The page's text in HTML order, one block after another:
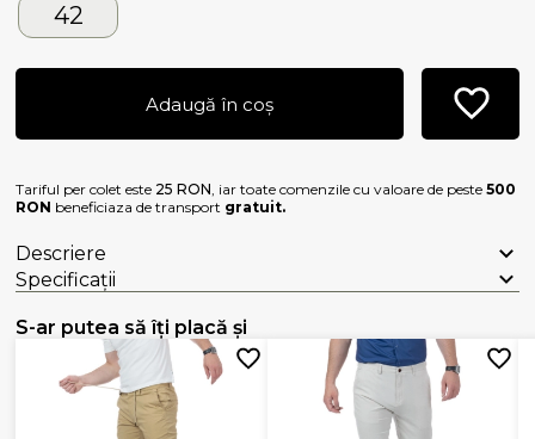
42
Adaugă în coș
Tariful per colet este 25 RON, iar toate comenzile cu valoare de peste500
RON beneficiaza de transport gratuit.
Descriere
Specificații
S-ar putea să îți placă și